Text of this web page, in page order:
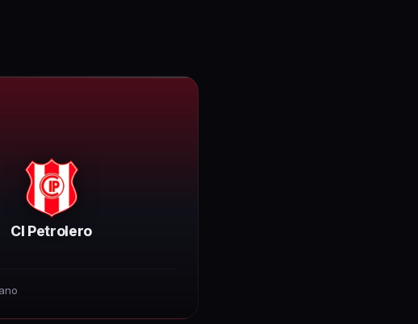
CI Petrolero